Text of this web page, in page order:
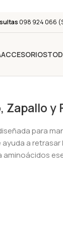
098 924 066
ACCESORIOS
y
para
a
aminoácidos